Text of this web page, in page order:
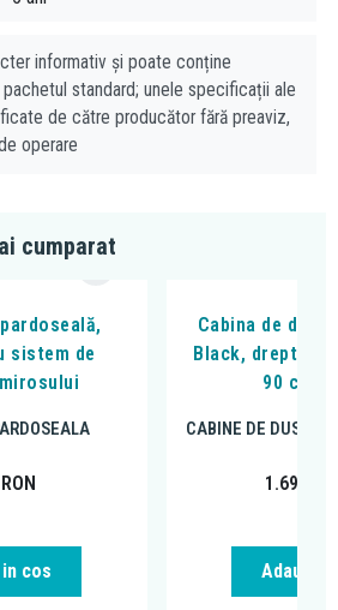
informativ și poate conține
standard; unele specificații ale
de către producător fără preaviz,
operare
cumparat
sistem de
RON
cos
Cabina de dus,
Black,
90 cm,
CABINE DE DUS
1.699,00
Adauga